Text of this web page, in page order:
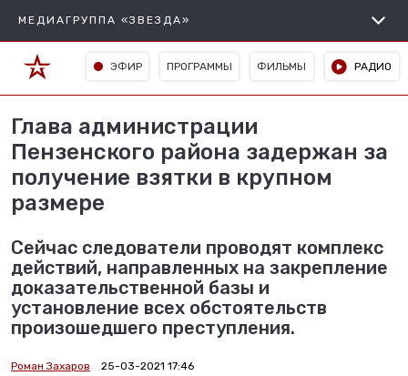
МЕДИАГРУППА «ЗВЕЗДА»
ЭФИР ПРОГРАММЫ ФИЛЬМЫ РАДИО
Глава администрации
Пензенского района задержан за
получение взятки в крупном
размере
Сейчас следователи проводят комплекс
действий, направленных на закрепление
доказательственной базы и
установление всех обстоятельств
произошедшего преступления.
Роман Захаров 25-03-2021 17:46